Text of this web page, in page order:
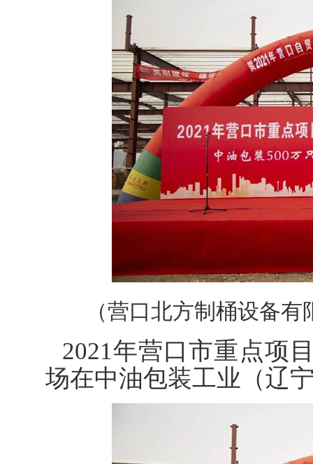
（营口北方制桶设备
2021年营口市重点项
场在中油包装工业（辽